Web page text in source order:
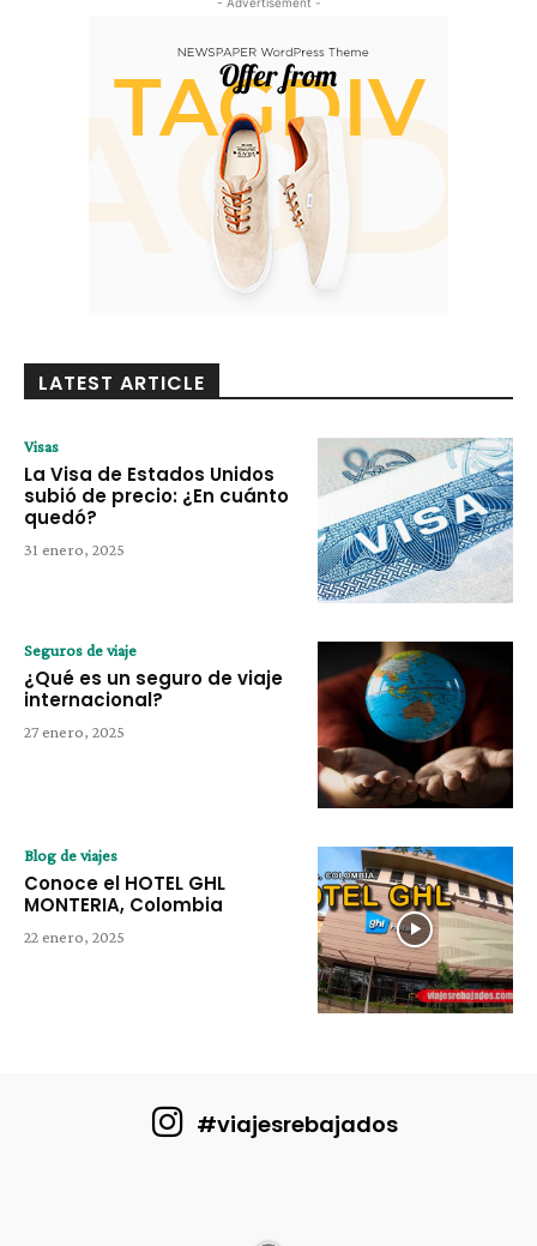
LATEST ARTICLE
Visas
La Visa de Estados Unidos
subió de precio: ¿En cuánto
quedó?
31 enero, 2025
Seguros de viaje
¿Qué es un seguro de viaje
internacional?
27 enero, 2025
Blog de viajes
Conoce el HOTEL GHL
MONTERIA, Colombia
22 enero, 2025
#viajesrebajados